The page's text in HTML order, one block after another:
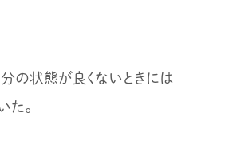
分の状態が良くないときには
た。